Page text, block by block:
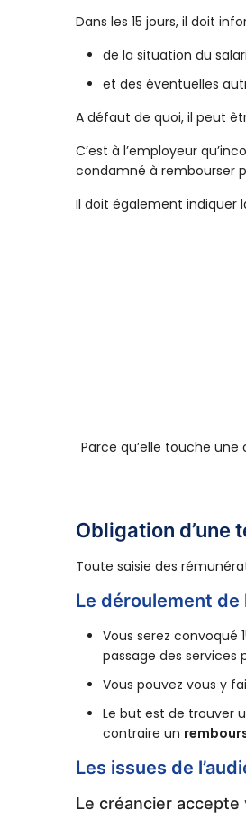
Dans les 15 jours, il doit
de la situation du
et des éventuelles
A défaut de quoi, il peut
C’est à l’employeur
condamné à rembourser
Il doit également indiquer
Parce qu’elle touche
Obligation d’une
Toute saisie des
Le déroulement
Vous serez convoqué
passage des services
Vous pouvez vous y
Le but est de trouver
contraire un
Les issues de
Le créancier